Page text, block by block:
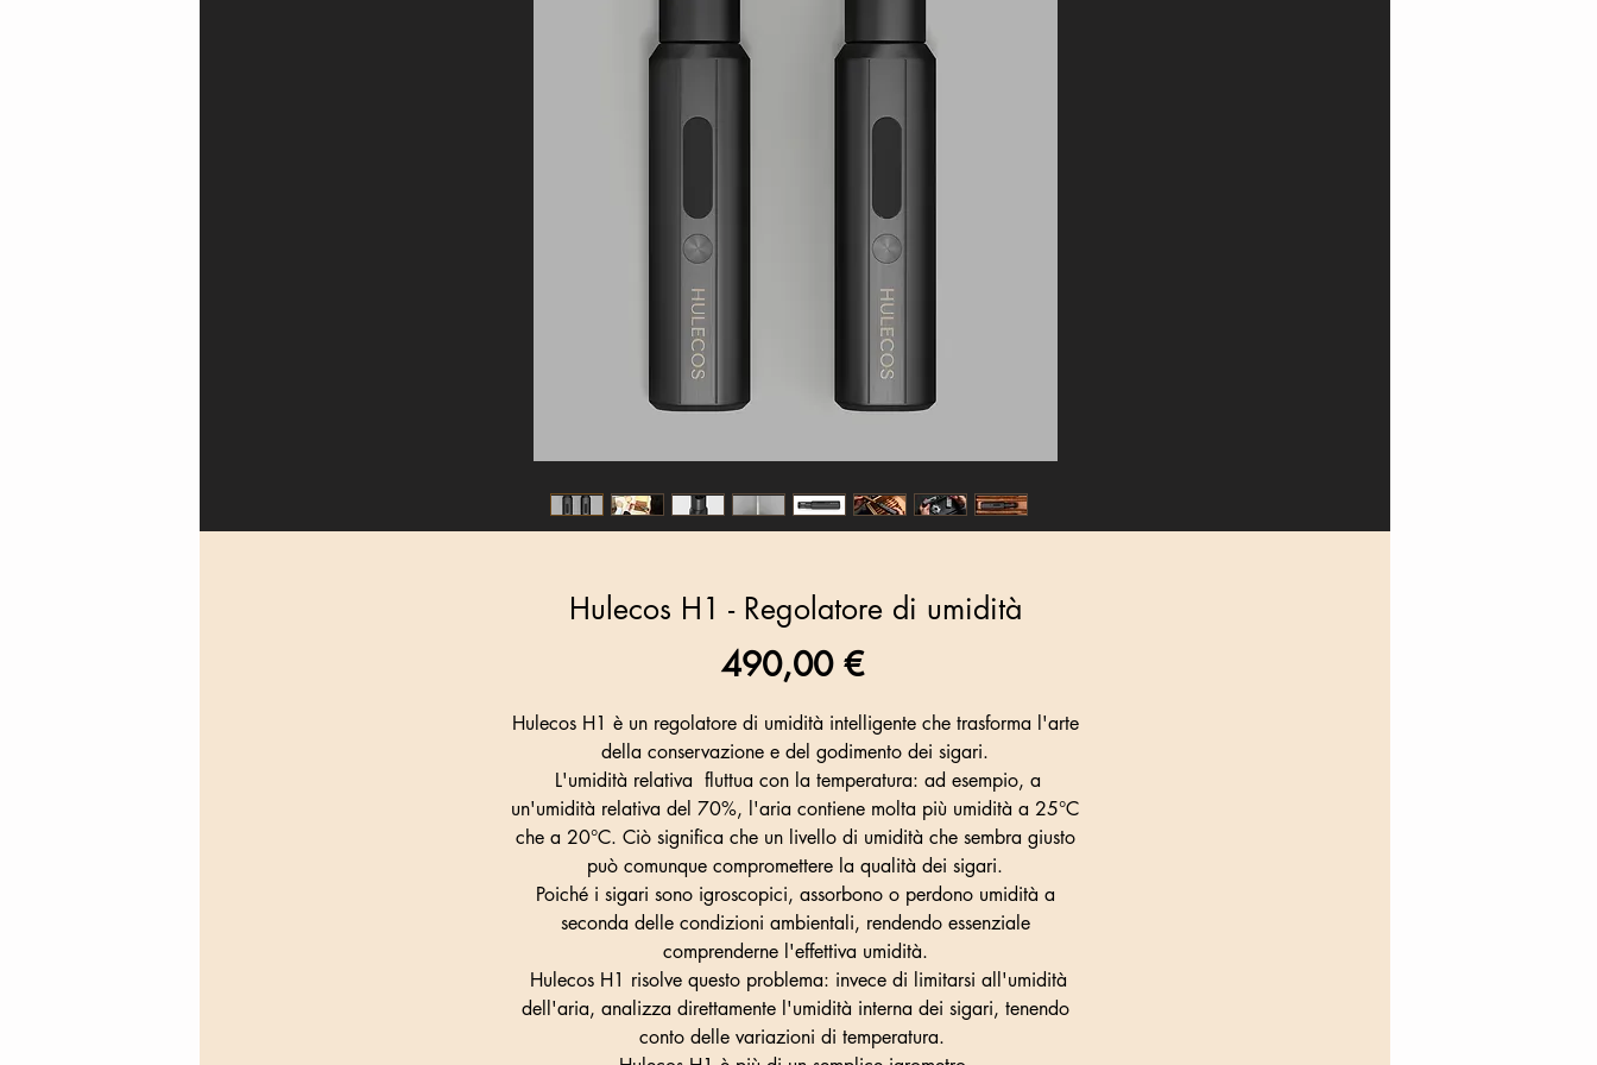
Hulecos H1 - Regolatore di umidità
490,00 €Prezzo
Hulecos H1 è un regolatore di umidità intelligente che trasforma l'arte
della conservazione e del godimento dei sigari.
L'umidità relativa fluttua con la temperatura: ad esempio, a
un'umidità relativa del 70%, l'aria contiene molta più umidità a 25°C
che a 20°C. Ciò significa che un livello di umidità che sembra giusto
può comunque compromettere la qualità dei sigari.
Poiché i sigari sono igroscopici, assorbono o perdono umidità a
seconda delle condizioni ambientali, rendendo essenziale
comprenderne l'effettiva umidità.
Hulecos H1 risolve questo problema: invece di limitarsi all'umidità
dell'aria, analizza direttamente l'umidità interna dei sigari, tenendo
conto delle variazioni di temperatura.